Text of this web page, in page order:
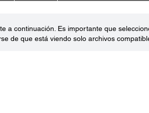
a continuación. Es importante que
de que está viendo solo archivos